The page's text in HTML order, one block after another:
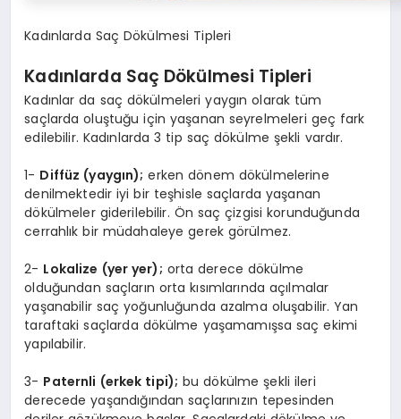
Kadınlarda Saç Dökülmesi Tipleri
Kadınlarda Saç Dökülmesi Tipleri
Kadınlar da saç dökülmeleri yaygın olarak tüm
saçlarda oluştuğu için yaşanan seyrelmeleri geç fark
edilebilir. Kadınlarda 3 tip saç dökülme şekli vardır.
1- Diffüz (yaygın); erken dönem dökülmelerine
denilmektedir iyi bir teşhisle saçlarda yaşanan
dökülmeler giderilebilir. Ön saç çizgisi korunduğunda
cerrahlık bir müdahaleye gerek görülmez.
2- Lokalize (yer yer); orta derece dökülme
olduğundan saçların orta kısımlarında açılmalar
yaşanabilir saç yoğunluğunda azalma oluşabilir. Yan
taraftaki saçlarda dökülme yaşamamışsa saç ekimi
yapılabilir.
3- Paternli (erkek tipi); bu dökülme şekli ileri
derecede yaşandığından saçlarınızın tepesinden